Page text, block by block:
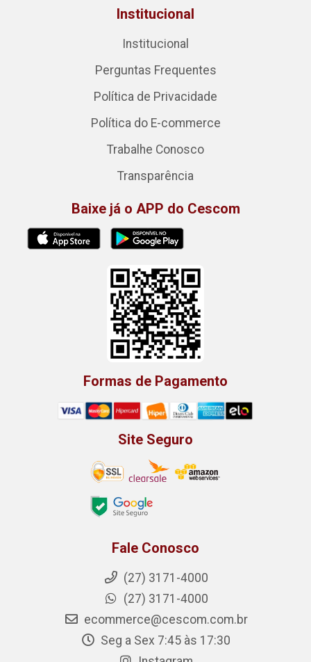
Institucional
Institucional
Perguntas Frequentes
Política de Privacidade
Política do E-commerce
Trabalhe Conosco
Transparência
Baixe já o APP do Cescom
Formas de Pagamento
Site Seguro
Fale Conosco
(27) 3171-4000
(27) 3171-4000
ecommerce@cescom.com.br
Seg a Sex 7:45 às 17:30